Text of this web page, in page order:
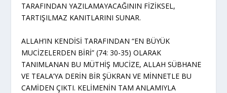
TARAFINDAN YAZILAMAYACAĞININ FİZİKSEL,
TARTIŞILMAZ KANITLARINI SUNAR.
ALLAH’IN KENDİSİ TARAFINDAN “EN BÜYÜK
MUCİZELERDEN BİRİ” (74: 30-35) OLARAK
TANIMLANAN BU MÜTHİŞ MUCİZE, ALLAH SÜBHANE
VE TEALA’YA DERİN BİR ŞÜKRAN VE MİNNETLE BU
CAMİDEN ÇIKTI. KELİMENİN TAM ANLAMIYLA